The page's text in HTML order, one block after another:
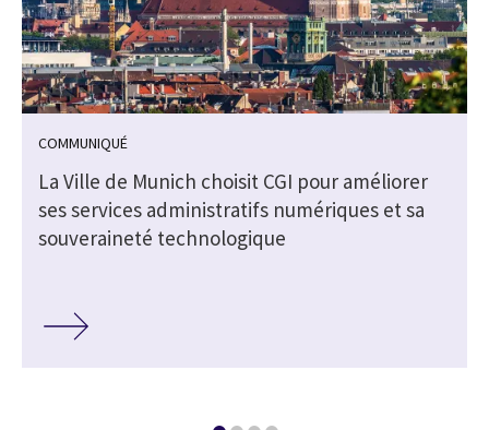
COMMUNIQUÉ
La Ville de Munich choisit CGI pour améliorer
ses services administratifs numériques et sa
souveraineté technologique